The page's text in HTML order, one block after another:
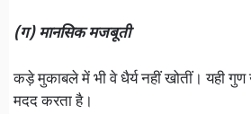
(ग) मानसिक मजबूती
कड़े मुकाबले में भी वे धैर्य नहीं खोतीं। यही
मदद करता है।